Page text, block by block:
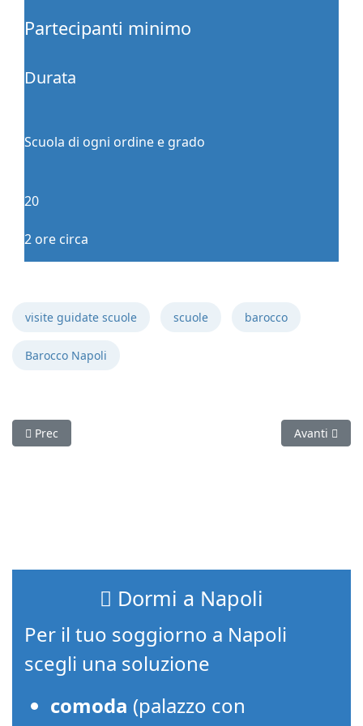
Partecipanti minimo
Durata
Scuola di ogni ordine e grado
20
2 ore circa
visite guidate scuole scuole barocco
Barocco Napoli
Articolo precedente: Il centro antico di Napoli, a spasso tra
Prec Articolo
Avanti
Dormi a Napoli
Per il tuo soggiorno a Napoli
scegli una soluzione
comoda (palazzo con